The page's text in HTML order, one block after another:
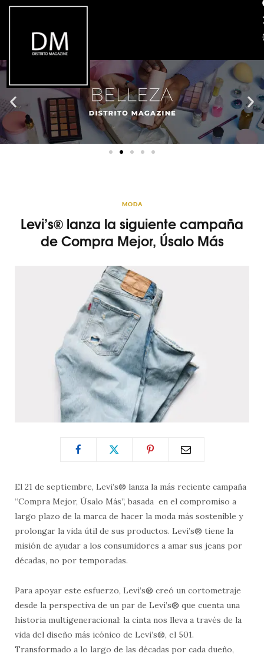
MODA
Levi’s® lanza la siguiente campaña
de Compra Mejor, Úsalo Más
El 21 de septiembre, Levi’s® lanza la más reciente campaña
“Compra Mejor, Úsalo Más”, basada en el compromiso a
largo plazo de la marca de hacer la moda más sostenible y
prolongar la vida útil de sus productos. Levi’s® tiene la
misión de ayudar a los consumidores a amar sus jeans por
décadas, no por temporadas.
Para apoyar este esfuerzo, Levi’s® creó un cortometraje
desde la perspectiva de un par de Levi’s® que cuenta una
historia multigeneracional: la cinta nos lleva a través de la
vida del diseño más icónico de Levi’s®, el 501.
Transformado a lo largo de las décadas por cada dueño,